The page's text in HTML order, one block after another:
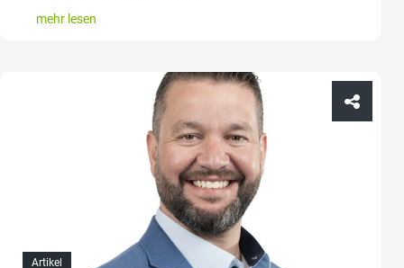
mehr lesen
Artikel